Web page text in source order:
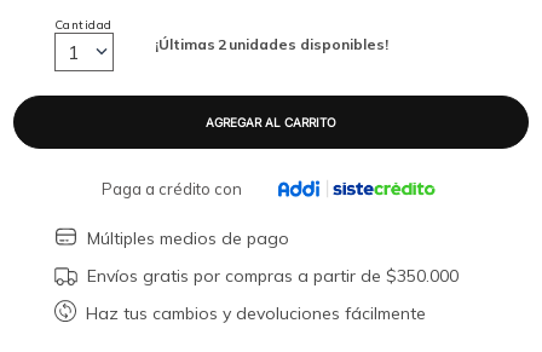
¡Últimas 2 unidades disponibles!
Cantidad
1
Paga a crédito con
Múltiples medios de pago
Envíos gratis por compras a partir de $350.000
Haz tus cambios y devoluciones fácilmente